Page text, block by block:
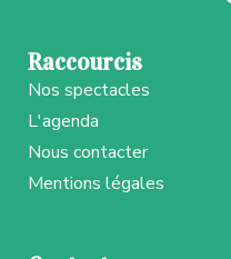
Raccourcis
Nos spectacles
L'agenda
Nous contacter
Mentions légales